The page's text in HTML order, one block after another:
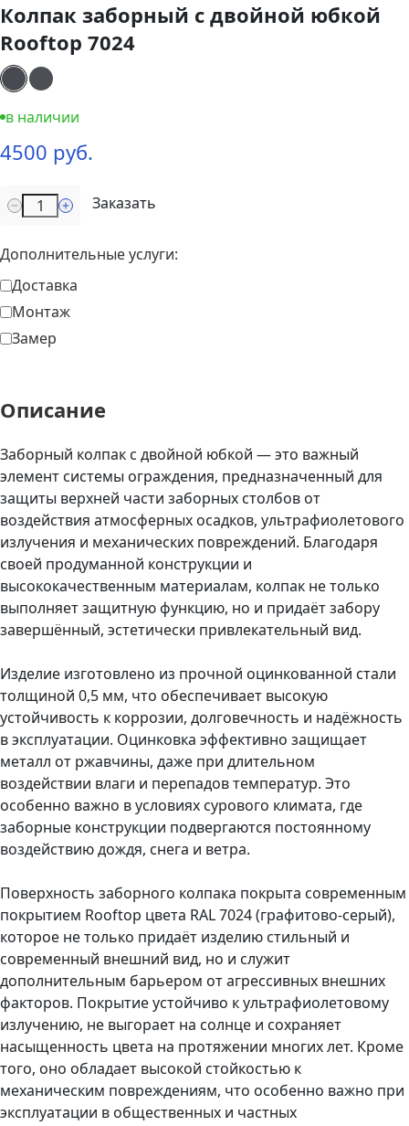
Колпак заборный с двойной юбкой
Rooftop 7024
в наличии
4500 руб.
Заказать
Дополнительные услуги:
Доставка
Монтаж
Замер
Описание
Заборный колпак с двойной юбкой — это важный
элемент системы ограждения, предназначенный для
защиты верхней части заборных столбов от
воздействия атмосферных осадков, ультрафиолетового
излучения и механических повреждений. Благодаря
своей продуманной конструкции и
высококачественным материалам, колпак не только
выполняет защитную функцию, но и придаёт забору
завершённый, эстетически привлекательный вид.
Изделие изготовлено из прочной оцинкованной стали
толщиной 0,5 мм, что обеспечивает высокую
устойчивость к коррозии, долговечность и надёжность
в эксплуатации. Оцинковка эффективно защищает
металл от ржавчины, даже при длительном
воздействии влаги и перепадов температур. Это
особенно важно в условиях сурового климата, где
заборные конструкции подвергаются постоянному
воздействию дождя, снега и ветра.
Поверхность заборного колпака покрыта современным
покрытием Rooftop цвета RAL 7024 (графитово-серый),
которое не только придаёт изделию стильный и
современный внешний вид, но и служит
дополнительным барьером от агрессивных внешних
факторов. Покрытие устойчиво к ультрафиолетовому
излучению, не выгорает на солнце и сохраняет
насыщенность цвета на протяжении многих лет. Кроме
того, оно обладает высокой стойкостью к
механическим повреждениям, что особенно важно при
эксплуатации в общественных и частных